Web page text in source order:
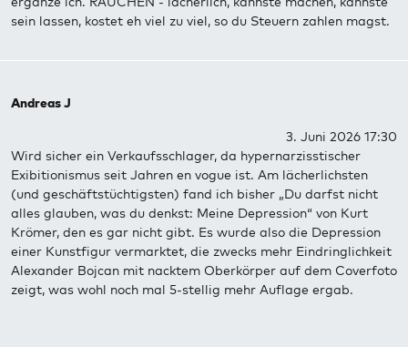
sein lassen, kostet eh viel zu viel, so du Steuern zahlen magst.
Andreas J
3. Juni 2026 17:30
Wird sicher ein Verkaufsschlager, da hypernarzisstischer
Exibitionismus seit Jahren en vogue ist. Am lächerlichsten
(und geschäftstüchtigsten) fand ich bisher „Du darfst nicht
alles glauben, was du denkst: Meine Depression“ von Kurt
Krömer, den es gar nicht gibt. Es wurde also die Depression
einer Kunstfigur vermarktet, die zwecks mehr Eindringlichkeit
Alexander Bojcan mit nacktem Oberkörper auf dem Coverfoto
zeigt, was wohl noch mal 5-stellig mehr Auflage ergab.